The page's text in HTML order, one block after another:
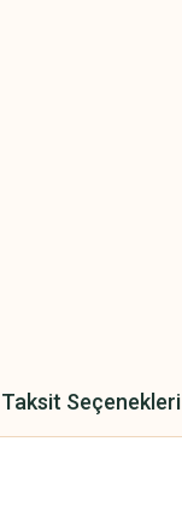
Taksit Seçenekleri